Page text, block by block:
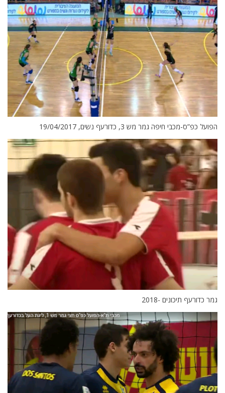
הפועל כפ”ס-מכבי חיפה גמר מש 3, כדורעף נשים, 19/04/2017
גמר כדורעף תיכונים -2018